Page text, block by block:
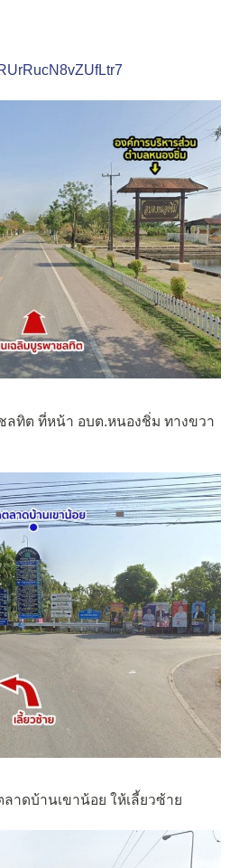
ลทิต ที่หน้า อบต.หนองชิ่ม ทางขวา
าดบ้านเขาน้อย ให้เลี้ยวซ้าย